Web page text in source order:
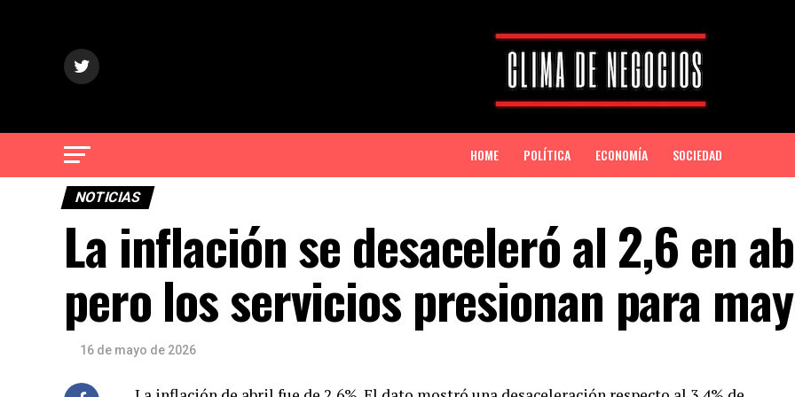
HOME POLÍTICA ECONOMÍA SOCIEDAD
NOTICIAS
La inflación se desaceleró al 2,6 en
pero los servicios presionan para
16 de mayo de 2026